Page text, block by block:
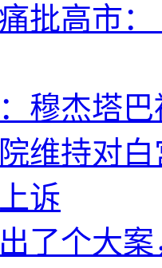
批高市
穆杰塔
维持对
诉
了个大